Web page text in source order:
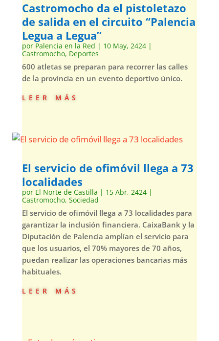
Castromocho da el pistoletazo
de salida en el circuito “Palencia
Legua a Legua”
por Palencia en la Red | 10 May, 2424|
Castromocho, Deportes
600 atletas se preparan para recorrer las calles
de la provincia en un evento deportivo único.
leer más
El servicio de ofimóvil llega a 73
localidades
por El Norte de Castilla | 15 Abr, 2424|
Castromocho, Sociedad
El servicio de ofimóvil llega a 73 localidades para
garantizar la inclusión financiera. CaixaBank y la
Diputación de Palencia amplían el servicio para
que los usuarios, el 70% mayores de 70 años,
puedan realizar las operaciones bancarias más
habituales.
leer más